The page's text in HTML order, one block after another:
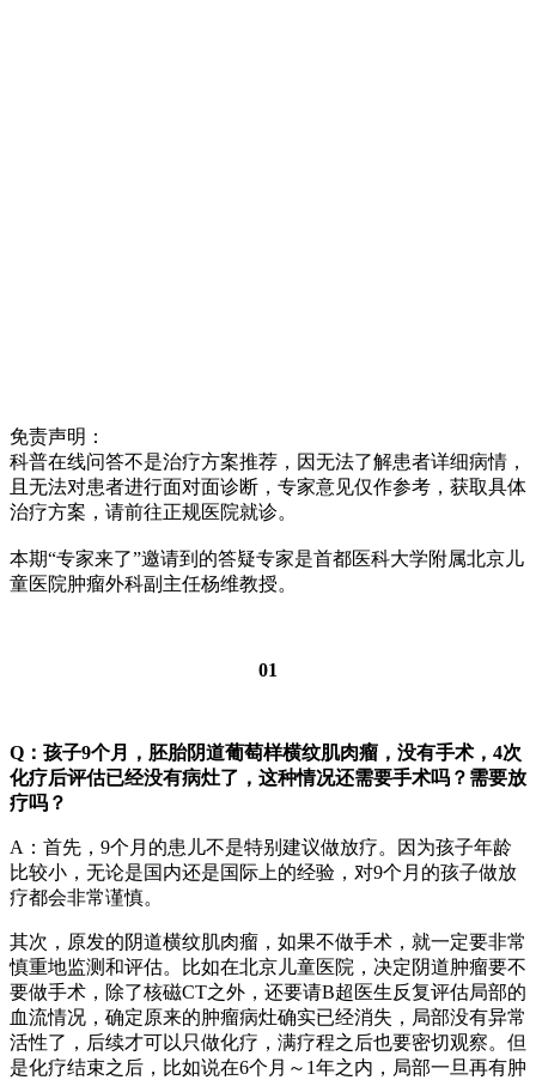
​免责声明：
科普在线问答不是治疗方案推荐，因无法了解患者详细病情，
且无法对患者进行面对面诊断，专家意见仅作参考，获取具体
治疗方案，请前往正规医院就诊。
本期“专家来了”邀请到的答疑专家是首都医科大学附属北京儿
童医院肿瘤外科副主任杨维教授。
01
Q：孩子9个月，胚胎阴道葡萄样横纹肌肉瘤，没有手术，4次
化疗后评估已经没有病灶了，这种情况还需要手术吗？需要放
疗吗？
A：首先，9个月的患儿不是特别建议做放疗。因为孩子年龄
比较小，无论是国内还是国际上的经验，对9个月的孩子做放
疗都会非常谨慎。
其次，原发的阴道横纹肌肉瘤，如果不做手术，就一定要非常
慎重地监测和评估。比如在北京儿童医院，决定阴道肿瘤要不
要做手术，除了核磁CT之外，还要请B超医生反复评估局部的
血流情况，确定原来的肿瘤病灶确实已经消失，局部没有异常
活性了，后续才可以只做化疗，满疗程之后也要密切观察。但
是化疗结束之后，比如说在6个月～1年之内，局部一旦再有肿